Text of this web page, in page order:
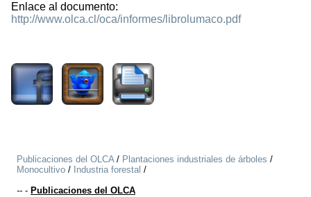
Enlace al documento:
http://www.olca.cl/oca/informes/librolumaco.pdf
Publicaciones del OLCA/ Plantaciones industriales de árboles /
Monocultivo / Industria forestal /
-- - Publicaciones del OLCA